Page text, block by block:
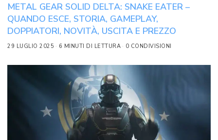
METAL GEAR SOLID DELTA: SNAKE EATER –
QUANDO ESCE, STORIA, GAMEPLAY,
DOPPIATORI, NOVITÀ, USCITA E PREZZO
29 LUGLIO 2025 6 MINUTI DI LETTURA 0 CONDIVISIONI